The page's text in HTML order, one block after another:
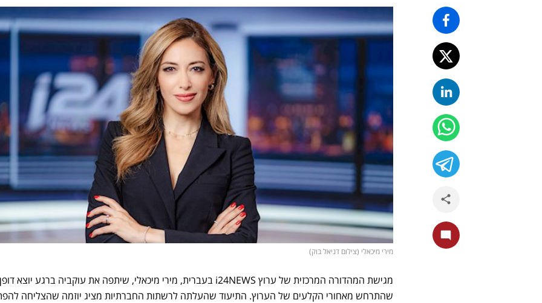
מירי מיכאלי (צילום דניאל בוק)
מגישת המהדורה המרכזית של ערוץ i24NEWS בעברית, מירי מיכאלי, שיתפה את עוקביה ברגע יוצא דופן
שהתרחש מאחורי הקלעים של הערוץ. התיעוד שהעלתה לרשתות החברתיות מציג יוזמה שהצליחה